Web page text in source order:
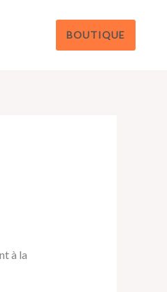
BOUTIQUE
à la